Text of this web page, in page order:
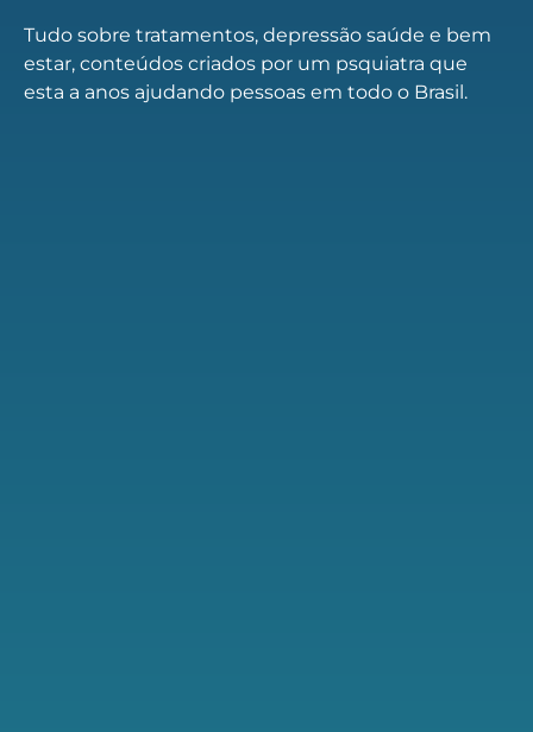
Tudo sobre tratamentos, depressão saúde e bem
estar, conteúdos criados por um psquiatra que
esta a anos ajudando pessoas em todo o Brasil.